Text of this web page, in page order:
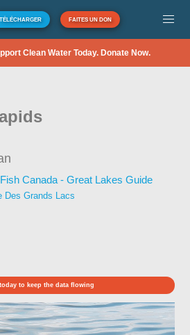
TÉLÉCHARGER FAITES UN DON
Clean Water Today. Donate Now.
Canada - Great Lakes Guide
Des Grands Lacs
to keep the data flowing